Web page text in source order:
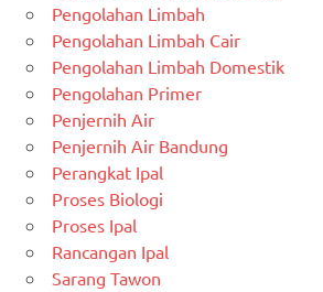
Pengolahan Limbah
Pengolahan Limbah Cair
Pengolahan Limbah Domestik
Pengolahan Primer
Penjernih Air
Penjernih Air Bandung
Perangkat Ipal
Proses Biologi
Proses Ipal
Rancangan Ipal
Sarang Tawon